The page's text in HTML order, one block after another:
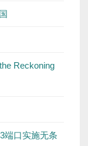
Reckoning
端口实施无条